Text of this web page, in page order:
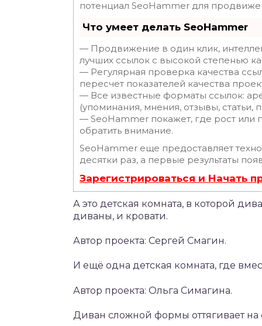
потенциал SeoHammer для
Что умеет делать SeoHammer
— Продвижение в один клик,
лучших ссылок с высокой степенью
— Регулярная проверка качества
пересчет показателей качества
— Все известные форматы ссылок:
(упоминания, мнения, отзывы, статьи,
— SeoHammer покажет, где рост или
обратить внимание.
SeoHammer еще предоставляет
десятки раз, а первые результаты
Зарегистрироваться и Начать
А это детская комната, в которой
диваны, и кровати.
Автор проекта: Сергей Смагин.
И ещё одна детская комната, где
Автор проекта: Ольга Симагина.
Диван сложной формы оттягивает на